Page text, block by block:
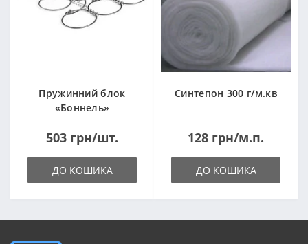
Пружинний блок
«Боннель»
503 грн/шт.
ДО КОШИКА
Синтепон 300 г/м.кв
128 грн/м.п.
ДО КОШИКА